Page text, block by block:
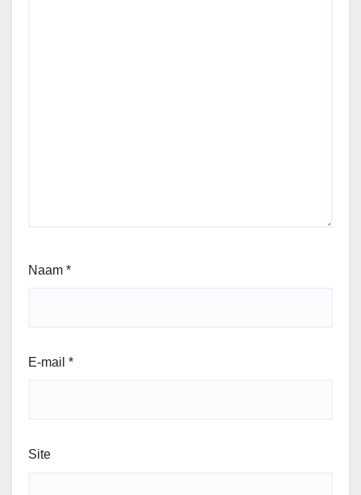
Naam *
E-mail *
Site